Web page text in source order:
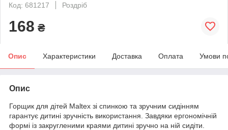
Код: 681217
Роздріб
168 ₴
Опис Характеристики Доставка Оплата Умови
Опис
Горщик для дітей Maltex зі спинкою та зручним сидінням
гарантує дитині зручність використання. Завдяки ергономічній
формі із закругленими краями дитині зручно на ній сидіти.